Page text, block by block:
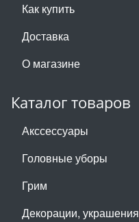
Как купить
Доставка
О магазине
Каталог товаров
Акссессуары
Головные уборы
Грим
Декорации, украшения